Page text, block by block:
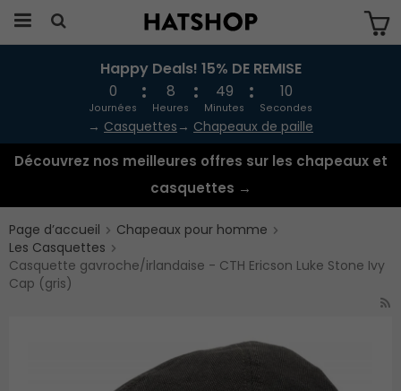
Produkten har blivit tillagd i varukorgen
Happy Deals! 15% DE REMISE
0
Journées
8
Heures
49
Minutes
10
Secondes
→ Casquettes → Chapeaux de paille
Découvrez nos meilleures offres sur les chapeaux et
casquettes →
Page d’accueil
Chapeaux pour homme
Les Casquettes
Casquette gavroche/irlandaise - CTH Ericson Luke Stone Ivy
Cap (gris)